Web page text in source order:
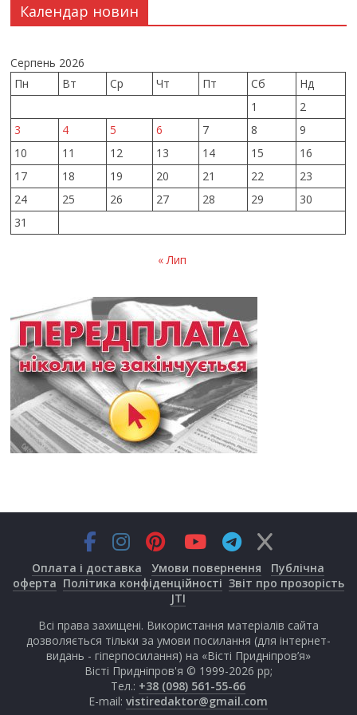
Календар новин
Серпень 2026
Пн
Вт Ср Чт Пт Сб
Нд
1
2
3
4 5 6 7 8
9
10
11 12 13 14 15
16
17
18 19 20 21 22
23
24
25 26 27 28 29
30
31
« Лип
Оплата і доставка Умови повернення
Публічна
оферта Політика конфіденційності Звіт про прозорість
JTI
Всі права захищені. Використання матеріалів сайта
дозволяється тільки за умови посилання (для інтернет-
видань - гіперпосилання) на «Вісті Придніпров’я»
Вісті Придніпров'я © 1999-2026 рр;
Тел.: +38 (098) 561-55-66
E-mail: vistiredaktor@gmail.com